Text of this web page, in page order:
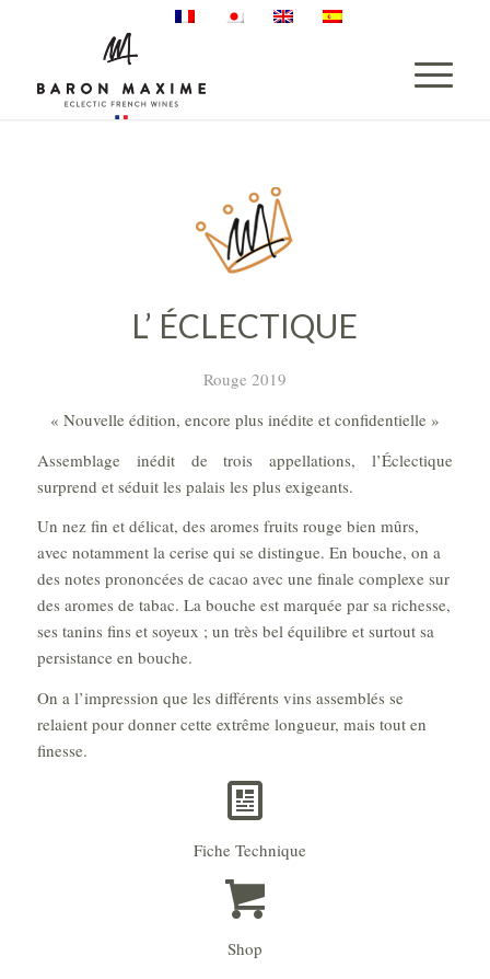
L’ ÉCLECTIQUE
Rouge 2019
« Nouvelle édition, encore plus inédite et confidentielle »
Assemblage inédit de trois appellations, l’Éclectique
surprend et séduit les palais les plus exigeants.
Un nez fin et délicat, des aromes fruits rouge bien mûrs,
avec notamment la cerise qui se distingue. En bouche, on a
des notes prononcées de cacao avec une finale complexe sur
des aromes de tabac. La bouche est marquée par sa richesse,
ses tanins fins et soyeux ; un très bel équilibre et surtout sa
persistance en bouche.
On a l’impression que les différents vins assemblés se
relaient pour donner cette extrême longueur, mais tout en
finesse.
Fiche Technique
Shop